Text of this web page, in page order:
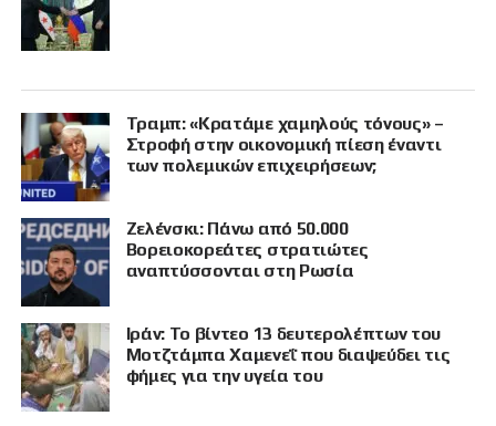
Τραμπ: «Κρατάμε χαμηλούς τόνους» –
Στροφή στην οικονομική πίεση έναντι
των πολεμικών επιχειρήσεων;
Ζελένσκι: Πάνω από 50.000
Βορειοκορεάτες στρατιώτες
αναπτύσσονται στη Ρωσία
Ιράν: Το βίντεο 13 δευτερολέπτων του
Μοτζτάμπα Χαμενεΐ που διαψεύδει τις
φήμες για την υγεία του